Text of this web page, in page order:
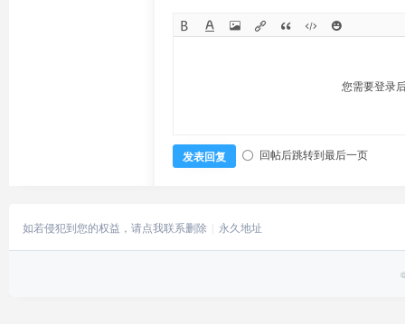
您需要登录
发表回复 回帖后跳转到最后一页
如若侵犯到您的权益，请点我联系删除 永久地址